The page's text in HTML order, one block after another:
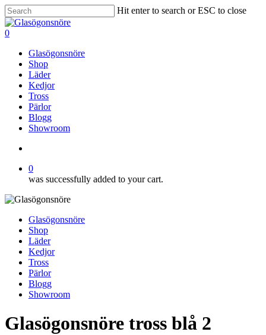
Skip
to
main
Hit enter to search or ESC to close
Close
Search
search
0
Glasögonsnöre
Shop
Läder
Kedjor
Tross
Pärlor
Blogg
Showroom
0
was successfully added to your cart.
Glasögonsnöre
Shop
Läder
Kedjor
Tross
Pärlor
Blogg
Showroom
Glasögonsnöre tross blå 2